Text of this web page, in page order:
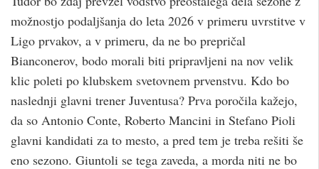
možnostjo podaljšanja do leta 2026 v primeru uvrstitve v
Ligo prvakov, a v primeru, da ne bo prepričal
Bianconerov, bodo morali biti pripravljeni na nov velik
klic poleti po klubskem svetovnem prvenstvu. Kdo bo
naslednji glavni trener Juventusa? Prva poročila kažejo,
da so Antonio Conte, Roberto Mancini in Stefano Pioli
glavni kandidati za to mesto, a pred tem je treba rešiti še
eno sezono. Giuntoli se tega zaveda, a morda niti ne bo